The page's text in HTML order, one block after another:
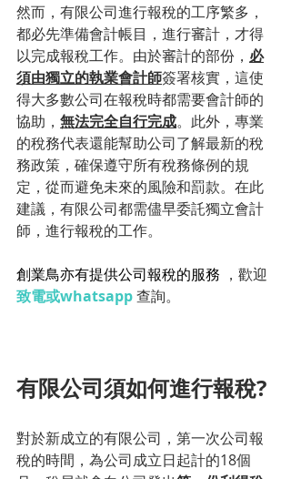
然而，有限公司進行報稅的工序繁多，
都必先準備會計帳目，進行審計，才得
以完成報稅工作。由於審計的部份， 必
須由獨立的執業會計師簽署核實，這使
得大多數公司在報稅時都需要會計師的
協助， 無法完全自行完成。此外，專業
的稅務代表還能幫助公司了解最新的稅
務政策，確保遵守所有稅務條例的規
定，從而避免未來的風險和罰款。在此
建議，有限公司都需儘早委託獨立會計
師，進行報稅的工作。
創業鳥亦有提供公司報稅的服務 ，歡迎
致電或whatsapp 查詢。
有限公司須如何進行報稅?
對於新成立的有限公司，第一次公司報
稅的時間，為公司成立日起計的18個